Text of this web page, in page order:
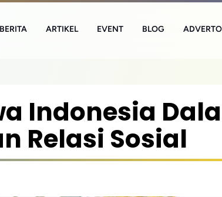
BERITA ARTIKEL EVENT BLOG
Indonesia
Relasi Sosial